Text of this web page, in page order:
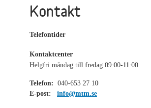
Kontakt
Telefontider
Kontaktcenter
Helgfri måndag till fredag 09:00-11:00
Telefon: 040-653 27 10
E-post:
info@mtm.se